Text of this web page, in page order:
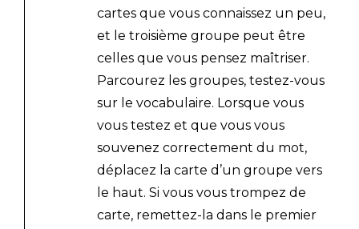
cartes que vous connaissez un peu,
et le troisième groupe peut être
celles que vous pensez maîtriser.
Parcourez les groupes, testez-vous
sur le vocabulaire. Lorsque vous
vous testez et que vous vous
souvenez correctement du mot,
déplacez la carte d’un groupe vers
le haut. Si vous vous trompez de
carte, remettez-la dans le premier